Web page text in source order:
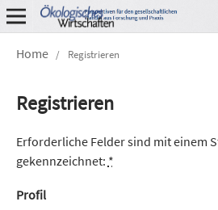
Home / Registrieren
Registrieren
Erforderliche Felder sind mit einem
gekennzeichnet: *
Profil